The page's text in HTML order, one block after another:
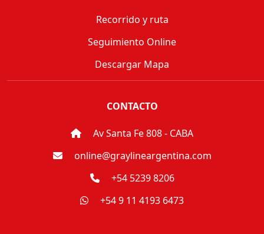
Recorrido y ruta
Seguimiento Online
Descargar Mapa
CONTACTO
Av Santa Fe 808 - CABA
online@graylineargentina.com
+54 5239 8206
+54 9 11 4193 6473